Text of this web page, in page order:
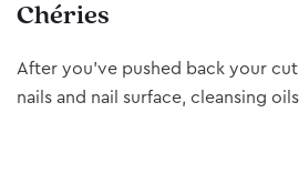
Chéries
After you’ve pushed back your
nails and nail surface, cleansing